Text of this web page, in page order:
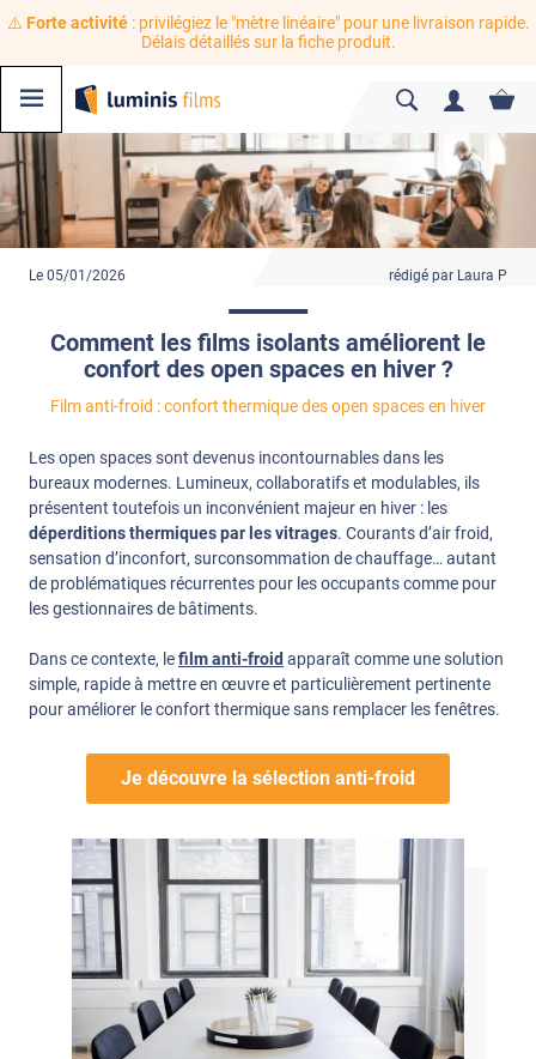
⚠️ Forte activité: privilégiez le "mètre linéaire" pour une livraison rapide.
Délais détaillés sur la fiche produit.
Le 05/01/2026 rédigé par Laura P
Comment les films isolants améliorent le
confort des open spaces en hiver ?
Film anti-froid : confort thermique des open spaces en hiver
Les open spaces sont devenus incontournables dans les
bureaux modernes. Lumineux, collaboratifs et modulables, ils
présentent toutefois un inconvénient majeur en hiver : les
déperditions thermiques par les vitrages. Courants d’air froid,
sensation d’inconfort, surconsommation de chauffage… autant
de problématiques récurrentes pour les occupants comme pour
les gestionnaires de bâtiments.
Dans ce contexte, lefilm anti-froid apparaît comme une solution
simple, rapide à mettre en œuvre et particulièrement pertinente
pour améliorer le confort thermique sans remplacer les fenêtres.
Je découvre la sélection anti-froid